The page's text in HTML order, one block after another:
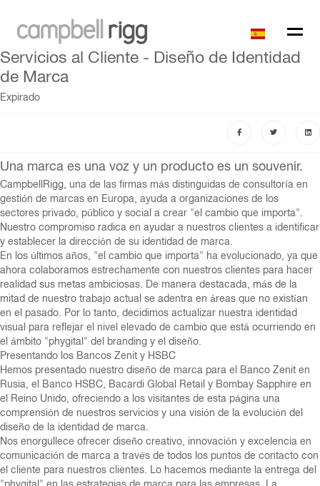
Servicios al Cliente - Diseño de Identidad
de Marca
Expirado
Una marca es una voz y un producto es un souvenir.
CampbellRigg, una de las firmas más distinguidas de consultoría en
gestión de marcas en Europa, ayuda a organizaciones de los
sectores privado, público y social a crear "el cambio que importa".
Nuestro compromiso radica en ayudar a nuestros clientes a identificar
y establecer la dirección de su identidad de marca.
En los últimos años, "el cambio que importa" ha evolucionado, ya que
ahora colaboramos estrechamente con nuestros clientes para hacer
realidad sus metas ambiciosas. De manera destacada, más de la
mitad de nuestro trabajo actual se adentra en áreas que no existían
en el pasado. Por lo tanto, decidimos actualizar nuestra identidad
visual para reflejar el nivel elevado de cambio que está ocurriendo en
el ámbito "phygital" del branding y el diseño.
Presentando los Bancos Zenit y HSBC
Hemos presentado nuestro diseño de marca para el Banco Zenit en
Rusia, el Banco HSBC, Bacardi Global Retail y Bombay Sapphire en
el Reino Unido, ofreciendo a los visitantes de esta página una
comprensión de nuestros servicios y una visión de la evolución del
diseño de la identidad de marca.
Nos enorgullece ofrecer diseño creativo, innovación y excelencia en
comunicación de marca a través de todos los puntos de contacto con
el cliente para nuestros clientes. Lo hacemos mediante la entrega del